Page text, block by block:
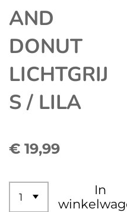
AND
DONUT
LICHTGRIJ
S / LILA
€ 19,99
In